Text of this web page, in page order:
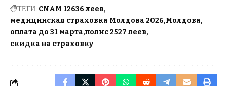
ТЕГИ: CNAM 12636 леев
медицинская страховка Молдова 2026 Молдова
оплата до 31 марта полис 2527 леев
скидка на страховку